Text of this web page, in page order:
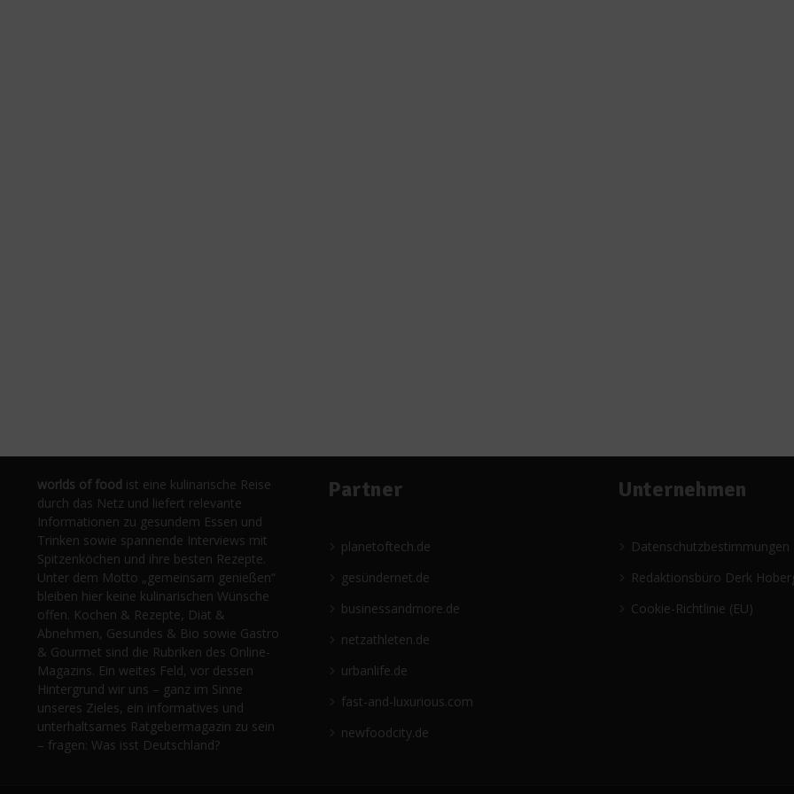
worlds of food ist eine kulinarische Reise
durch das Netz und liefert relevante
Informationen zu gesundem Essen und
Trinken sowie spannende Interviews mit
Spitzenköchen und ihre besten Rezepte.
Unter dem Motto „gemeinsam genießen“
bleiben hier keine kulinarischen Wünsche
offen. Kochen & Rezepte, Diät &
Abnehmen, Gesundes & Bio sowie Gastro
& Gourmet sind die Rubriken des Online-
Magazins. Ein weites Feld, vor dessen
Hintergrund wir uns – ganz im Sinne
unseres Zieles, ein informatives und
unterhaltsames Ratgebermagazin zu sein
– fragen: Was isst Deutschland?
Partner
planetoftech.de
gesündernet.de
businessandmore.de
netzathleten.de
urbanlife.de
fast-and-luxurious.com
newfoodcity.de
Unternehmen
Datenschutzbestimmungen
Redaktionsbüro Derk
Cookie-Richtlinie (EU)